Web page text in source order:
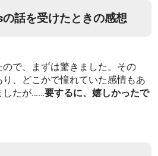
話を受けたときの感想
ので、まずは驚きました。その
、どこかで憧れていた感情もあ
したが……要するに、嬉しかったで